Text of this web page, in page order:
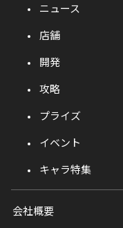
ニュース
店舗
開発
攻略
プライズ
イベント
キャラ特集
会社概要